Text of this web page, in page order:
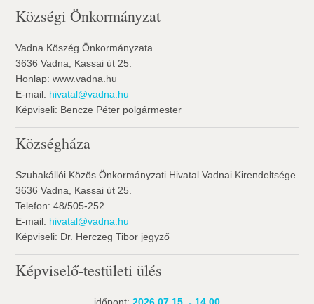
Községi Önkormányzat
Vadna Köszég Önkormányzata
3636 Vadna, Kassai út 25.
Honlap: www.vadna.hu
E-mail: hivatal@vadna.hu
Képviseli: Bencze Péter polgármester
Községháza
Szuhakállói Közös Önkormányzati Hivatal Vadnai Kirendeltsége
3636 Vadna, Kassai út 25.
Telefon: 48/505-252
E-mail: hivatal@vadna.hu
Képviseli: Dr. Herczeg Tibor jegyző
Képviselő-testületi ülés